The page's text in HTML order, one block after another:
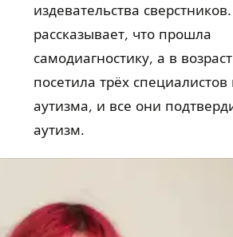
издевательства
рассказывает, что прошла
самодиагностику, а в
посетила трёх специалистов
аутизма, и все они
аутизм.